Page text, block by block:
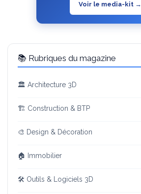
Voir le media-kit →
📚 Rubriques du magazine
🏛️ Architecture 3D
🏗️ Construction & BTP
🎨 Design & Décoration
🏠 Immobilier
🛠️ Outils & Logiciels 3D